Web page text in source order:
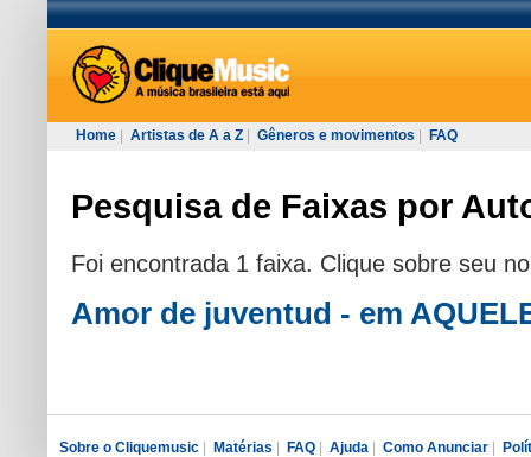
Home Artistas de A a Z Gêneros e movimentos FAQ
Pesquisa de Faixas por
Foi encontrada 1 faixa. Clique sobre seu
Amor de juventud - em
Sobre o Cliquemusic | Matérias | FAQ | Ajuda | Como Anunciar |